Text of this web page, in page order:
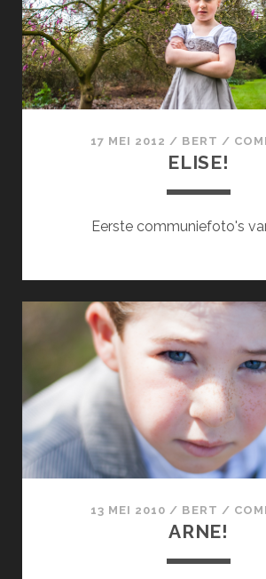
17 MEI 2012 / BERT /
ELISE!
Eerste communiefoto's
13 MEI 2010 / BERT /
ARNE!